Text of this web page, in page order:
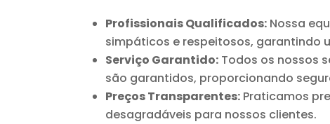
Profissionais Qualificados: Nossa
simpáticos e respeitosos, garantindo
Serviço Garantido: Todos os nossos
são garantidos, proporcionando
Preços Transparentes: Praticamos
desagradáveis para nossos clientes.